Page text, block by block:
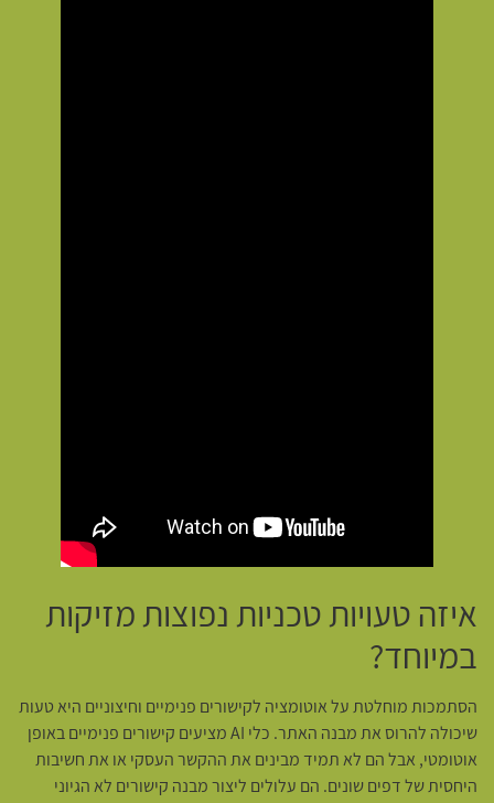
איזה טעויות טכניות נפוצות מזיקות
במיוחד?
הסתמכות מוחלטת על אוטומציה לקישורים פנימיים וחיצוניים היא טעות
שיכולה להרוס את מבנה האתר. כלי AI מציעים קישורים פנימיים באופן
אוטומטי, אבל הם לא תמיד מבינים את ההקשר העסקי או את חשיבות
היחסית של דפים שונים. הם עלולים ליצור מבנה קישורים לא הגיוני